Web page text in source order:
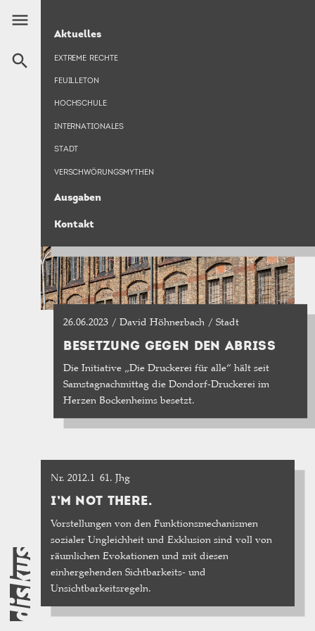
zummenu HAUPTNAVIGATION
Aktuelles
EXTREME RECHTE
FEUILLETON
HOCHSCHULE
INTERNATIONALES
STADT
VERSCHWÖRUNGSMYTHEN
Ausgaben
Kontakt
search
WOHNRAUM
26.06.2023 / David Höhnerbach / Stadt
BESETZUNG GEGEN DEN ABRISS
Die Initiative „Die Druckerei für alle“ hält seit
Samstagnachmittag die Dondorf-Druckerei im
Herzen Bockenheims besetzt.
Nr. 2012.1 61. Jhg
I’M NOT THERE.
Vorstellungen von den Funktionsmechanismen
sozialer Ungleichheit und Exklusion sind voll von
räumlichen Evokationen und mit diesen
einhergehenden Sichtbarkeits- und
Unsichtbarkeitsregeln.